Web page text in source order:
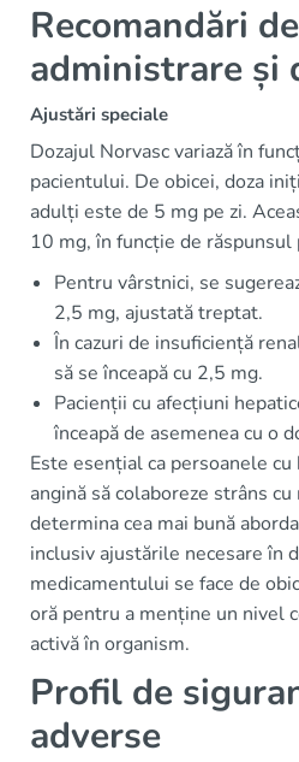
Recomandări de
administrare și
Ajustări speciale
Dozajul Norvasc variază în
pacientului. De obicei, doza
adulți este de 5 mg pe zi.
10 mg, în funcție de răspunsul
Pentru vârstnici, se
2,5 mg, ajustată treptat.
În cazuri de insuficiență
să se înceapă cu 2,5 mg.
Pacienții cu afecțiuni
înceapă de asemenea cu o
Este esențial ca persoanele
angină să colaboreze strâns
determina cea mai bună
inclusiv ajustările necesare în
medicamentului se face de
oră pentru a menține un nivel
activă în organism.
Profil de
adverse